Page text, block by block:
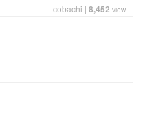
cobachi | 8,452 view